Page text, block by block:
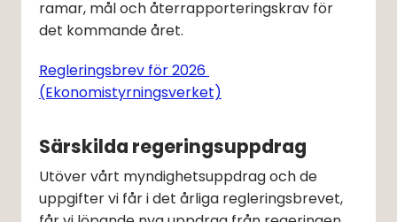
ramar, mål och återrapporteringskrav för
det kommande året.
Regleringsbrev för 2026
(Ekonomistyrningsverket)
Särskilda regeringsuppdrag
Utöver vårt myndighetsuppdrag och de
uppgifter vi får i det årliga regleringsbrevet,